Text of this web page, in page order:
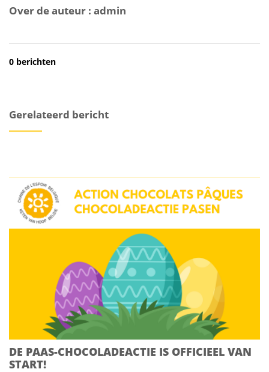
Over de auteur : admin
0 berichten
Gerelateerd bericht
DE PAAS-CHOCOLADEACTIE IS OFFICIEEL VAN
START!